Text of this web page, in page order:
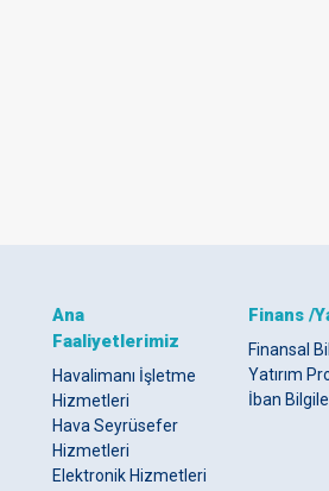
Ana
Faaliyetlerimiz
Havalimanı İşletme
Hizmetleri
Hava Seyrüsefer
Hizmetleri
Elektronik Hizmetleri
Finans /
Finansal
Yatırım
İban